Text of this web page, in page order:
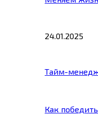
24.01.2025
Тайм-
Как